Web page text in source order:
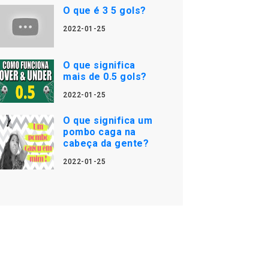
O que é 3 5 gols?
2022-01-25
O que significa
mais de 0.5 gols?
2022-01-25
O que significa um
pombo caga na
cabeça da gente?
2022-01-25